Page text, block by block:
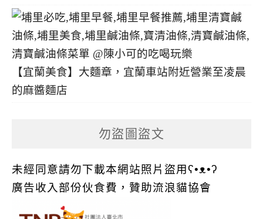
【宜蘭美食】大麵章，宜蘭車站附近營業至凌晨
的麻醬麵店
勿盜圖盜文
未經同意請勿下載本網站照片盜用ʕ•ᴥ•ʔ
廣告收入部份伙食費，贊助流浪貓協會